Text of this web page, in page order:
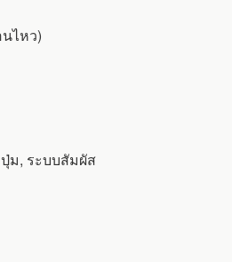
ไหว)
ม, ระบบสัมผัส